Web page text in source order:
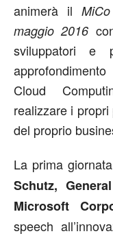
animerà il
maggio 2016
sviluppatori e
Cloud
realizzare i
del proprio
La prima
Schutz,
Microsoft
speech